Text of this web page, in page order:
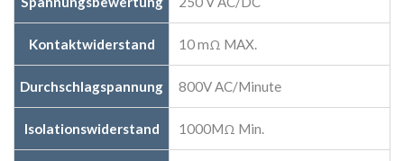
Kontaktwiderstand 10 mΩ MAX.
Durchschlagspannung 800V AC/Minute
Isolationswiderstand 1000MΩ Min.